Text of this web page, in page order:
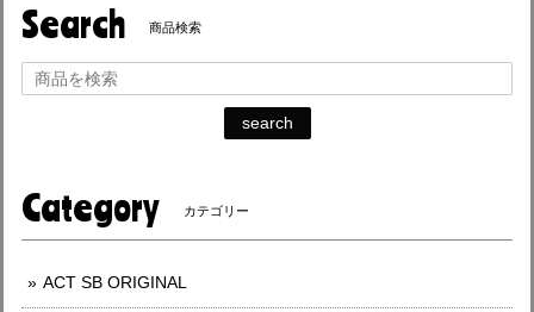
Search 商品検索
search
Category カテゴリー
ACT SB ORIGINAL